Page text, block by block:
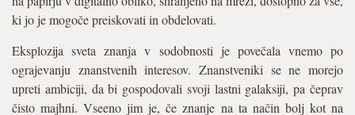
ki jo je mogoče preiskovati in obdelovati.
Eksplozija sveta znanja v sodobnosti je povečala vnemo po
ograjevanju znanstvenih interesov. Znanstveniki se ne morejo
upreti ambiciji, da bi gospodovali svoji lastni galaksiji, pa čeprav
čisto majhni. Vseeno jim je, če znanje na ta način bolj kot na